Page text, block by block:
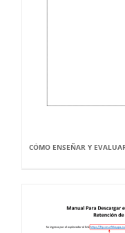
CÓMO ENSEÑAR Y